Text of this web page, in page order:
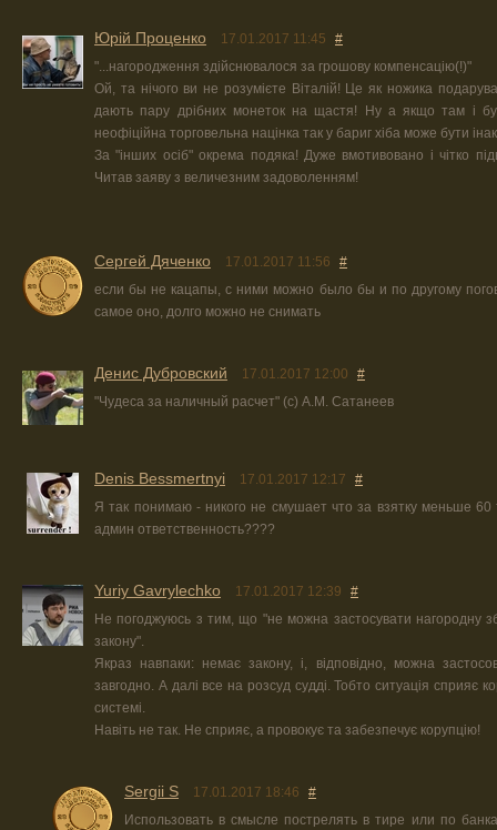
Юрiй Проценко 17.01.2017 11:45
#
"...нагородження здійснювалося за грошову компенсацію(!)"
Ой, та нічого ви не розумієте Віталій! Це як ножика
дають пару дрібних монеток на щастя! Ну а якщо там і
неофіційна торговельна націнка так у бариг хіба може бути
За "інших осіб" окрема подяка! Дуже вмотивовано і чітко
Читав заяву з величезним задоволенням!
Сергей Дяченко 17.01.2017 11:56
#
если бы не кацапы, с ними можно было бы и по другому
самое оно, долго можно не снимать
Денис Дубровский 17.01.2017 12:00
#
"Чудеса за наличный расчет" (с) А.М. Сатанеев
Denis Bessmertnyi 17.01.2017 12:17
#
Я так понимаю - никого не смушает что за взятку меньше 60
админ ответственность????
Yuriy Gavrylechko 17.01.2017 12:39
#
Не погоджуюсь з тим, що "не можна застосувати нагородну
закону".
Якраз навпаки: немає закону, і, відповідно, можна
завгодно. А далі все на розсуд судді. Тобто ситуація сприяє
системі.
Навіть не так. Не сприяє, а провокує та забезпечує корупцію!
Sergii S 17.01.2017 18:46
#
Использовать в смысле пострелять в тире или по